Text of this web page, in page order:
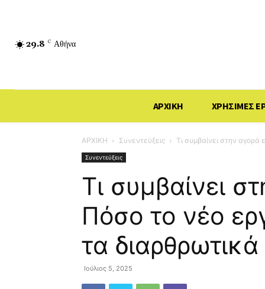
29.8 C Αθήνα
ΑΡΧΙΚΗ ΧΡΗΣΙΜΕΣ
ΑΡΧΙΚΗ Συνεντεύξεις Τι συμβαίνει στην αγορά
Συνεντεύξεις
Τι συμβαίνει
Πόσο το νέο
τα
Ιούλιος 5, 2025